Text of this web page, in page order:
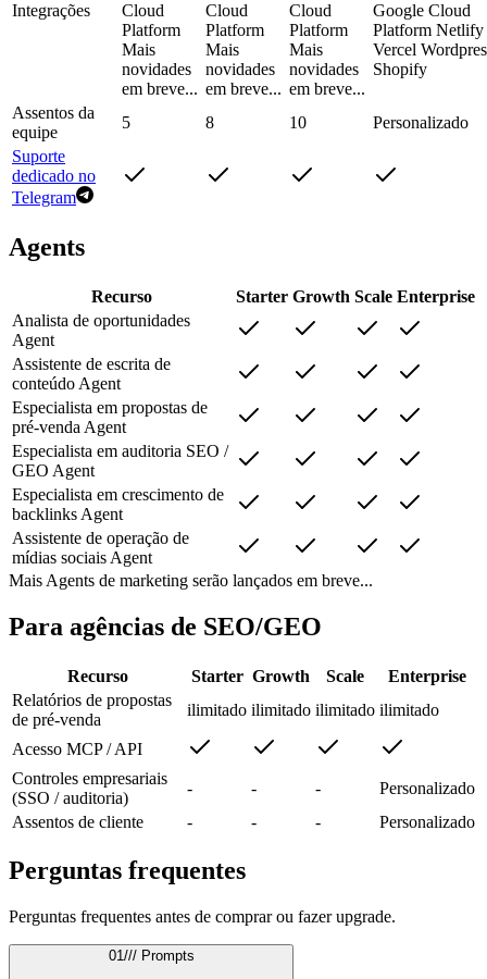
Integrações
Cloud
Platform
Mais
novidades
em breve...
Cloud
Platform
Mais
novidades
em breve...
Cloud
Platform
Mais
novidades
em breve...
Google Cloud
Platform Netlify
Vercel
Shopify
Assentos da
equipe
5 8 10
Personalizado
Suporte
dedicado no
Telegram
Agents
Recurso Starter Growth Scale Enterprise
Analista de oportunidades
Agent
Assistente de escrita de
conteúdo Agent
Especialista em propostas de
pré-venda Agent
Especialista em auditoria SEO /
GEO Agent
Especialista em crescimento de
backlinks Agent
Assistente de operação de
mídias sociais Agent
Mais Agents de marketing serão lançados em breve...
Para agências de SEO/GEO
Recurso Starter Growth Scale
Enterprise
Relatórios de propostas
de pré-venda
ilimitado ilimitado ilimitado ilimitado
Acesso MCP / API
Controles empresariais
(SSO / auditoria)
- - -
Personalizado
Assentos de cliente
- - - Personalizado
Perguntas frequentes
Perguntas frequentes antes de comprar ou fazer upgrade.
01/// Prompts